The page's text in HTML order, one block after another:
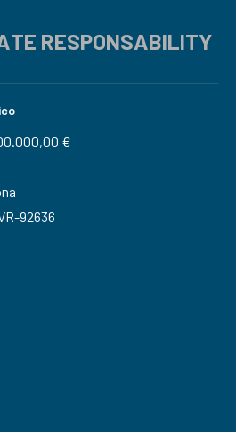
RESPONSABILITY
€
92636